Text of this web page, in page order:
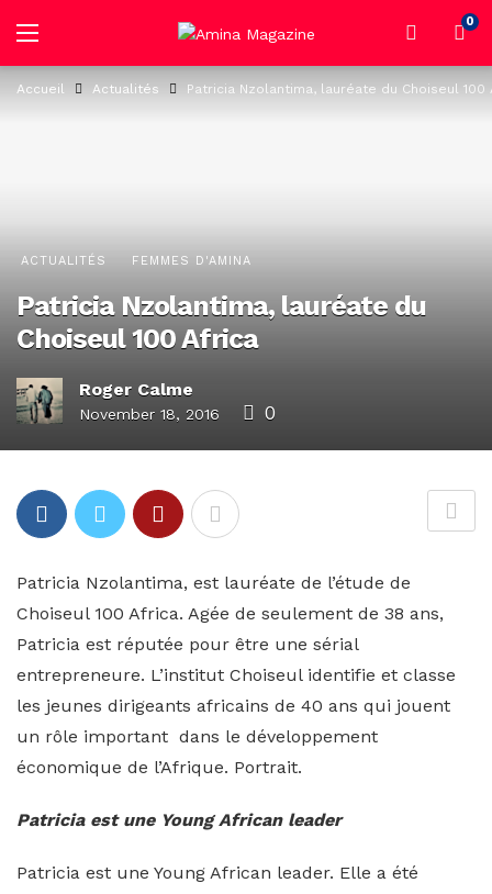
0
Accueil Actualités Patricia Nzolantima, lauréate du Choiseul 100
ACTUALITÉS FEMMES D'AMINA
Patricia Nzolantima, lauréate du
Choiseul 100 Africa
Roger Calme
November 18, 2016 0
Patricia Nzolantima, est lauréate de l’étude de
Choiseul 100 Africa. Agée de seulement de 38 ans,
Patricia est réputée pour être une sérial
entrepreneure. L’institut Choiseul identifie et classe
les jeunes dirigeants africains de 40 ans qui jouent
un rôle important dans le développement
économique de l’Afrique. Portrait.
Patricia est une Young African leader
Patricia est une Young African leader. Elle a été